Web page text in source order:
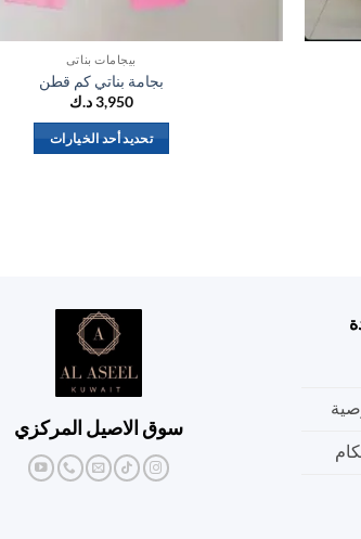
بيجامات بناتي
بجامة بناتي كم قطن
3,950د.ك
تحديد أحد الخيارات
المنتج.
يمكن
اختيار
الخيارات
على
صفحة
المنتج
سوق الاصيل المركزي